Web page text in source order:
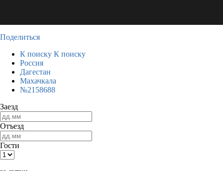
Поделиться
К поиску К поиску
Россия
Дагестан
Махачкала
№2158688
Заезд
Отъезд
Гости